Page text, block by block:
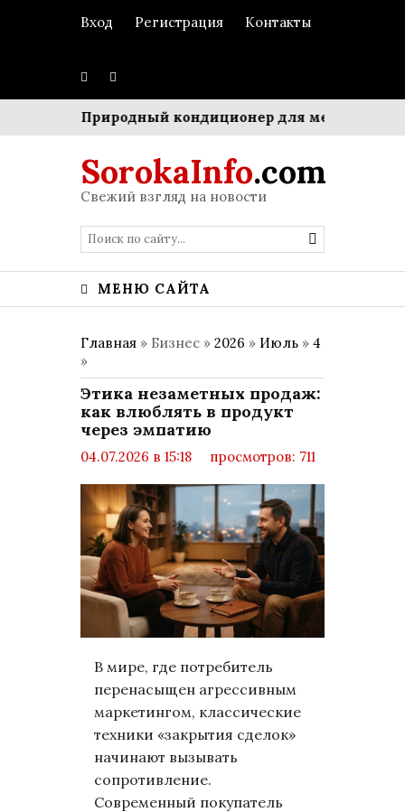
Вход Регистрация Контакты
Природный кондиционер для мегаполиса:
SorokaInfo.com
Свежий взгляд на новости
МЕНЮ САЙТА
Главная » Бизнес » 2026 » Июль » 4
»
Этика незаметных продаж:
как влюблять в продукт
через эмпатию
04.07.2026 в 15:18
просмотров: 711
В мире, где потребитель
перенасыщен агрессивным
маркетингом, классические
техники «закрытия сделок»
начинают вызывать
сопротивление.
Современный покупатель